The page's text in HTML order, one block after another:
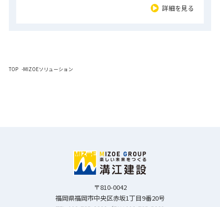
詳細を見る
TOP MIZOEソリューション
〒810-0042
福岡県福岡市中央区赤坂1丁目9番20号